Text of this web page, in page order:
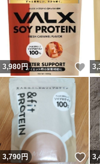
3,980円
3,790円 い